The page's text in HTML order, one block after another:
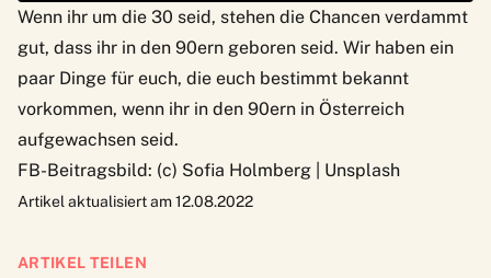
Wenn ihr um die 30 seid, stehen die Chancen verdammt
gut, dass ihr in den 90ern geboren seid. Wir haben ein
paar Dinge für euch, die euch bestimmt bekannt
vorkommen, wenn ihr in den 90ern in Österreich
aufgewachsen seid.
FB-Beitragsbild: (c) Sofia Holmberg | Unsplash
Artikel aktualisiert am 12.08.2022
ARTIKEL TEILEN